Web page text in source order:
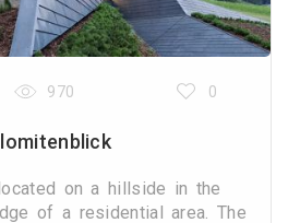
970 0
on a hillside in the
of a residential area. The